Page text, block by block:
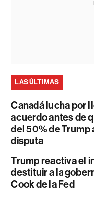
LAS ÚLTIMAS
Canadá lucha por
acuerdo antes de
del 50% de Trump
disputa
Trump reactiva el
destituir a la
Cook de la Fed